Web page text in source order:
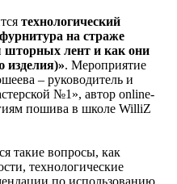
технологический
на страже
шторных лент и как они
изделия)». Мероприятие
– руководитель и
№1», автор online-
пошива в школе WilliZ
такие вопросы, как
технологические
по использованию